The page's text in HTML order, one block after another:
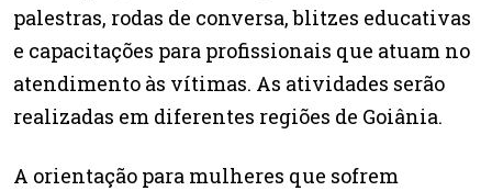
palestras, rodas de conversa, blitzes educativas
e capacitações para profissionais que atuam no
atendimento às vítimas. As atividades serão
realizadas em diferentes regiões de Goiânia.
A orientação para mulheres que sofrem